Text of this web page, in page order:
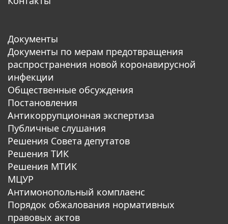
Документы
Документы по мерам предотвращения
распространения новой коронавирусной
инфекции
Общественные обсуждения
Постановления
Антикоррупционная экспертиза
Публичные слушания
Решения Совета депутатов
Решения ТИК
Решения МТИК
МЦУР
Антимонопольный комплаенс
Порядок обжалования нормативных
правовых актов